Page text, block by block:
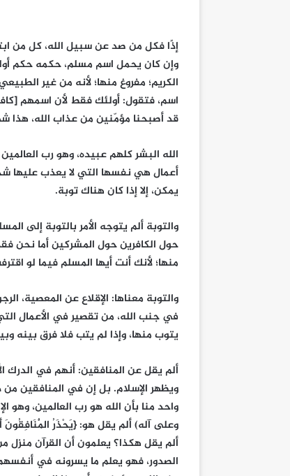
إذًا فكل من صد عن سبيل الله، كل من
وإن كان يحمل اسم مسلم، حكمه حكم
الكريم؛ مفروغ منها؛ لأنه من غير
اسم، فتقول: أولئك فقط لأن اسمهم
قد أصبحنا مؤمّنين من عذاب الله،
الله البشر كلهم عبيده، وهو رب
أعمال هي نفسها التي لا يعذب عليها
يمكن، إلا إذا كان هناك توبة.
والتوبة ألم يتوجه الأمر بالتوبة إلى
حول الكافرين حول المشركين أما نحن فقد
منها؛ لأنك أنت أيها المسلم فيما لو
والتوبة معناها: الإقلاع عن المعصية،
في جنب الله، من تقصير في الأعمال
يتوب منها، وإذا لم يتب فلا فرق بينه
ألم يقل عن المنافقين: أنهم في الدرك
ويظهر الإسلام. بل إن في المنافقين
واحد منا بأن الله هو رب العالمين، وهو
ألم يقل هكذا؟ يعلمون أن القرآن منزل
الصدور، فهو يعلم ما يسرونه في